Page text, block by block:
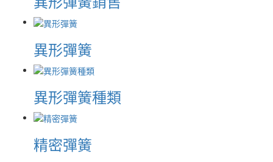
異形彈簧
異形彈簧種類
精密彈簧